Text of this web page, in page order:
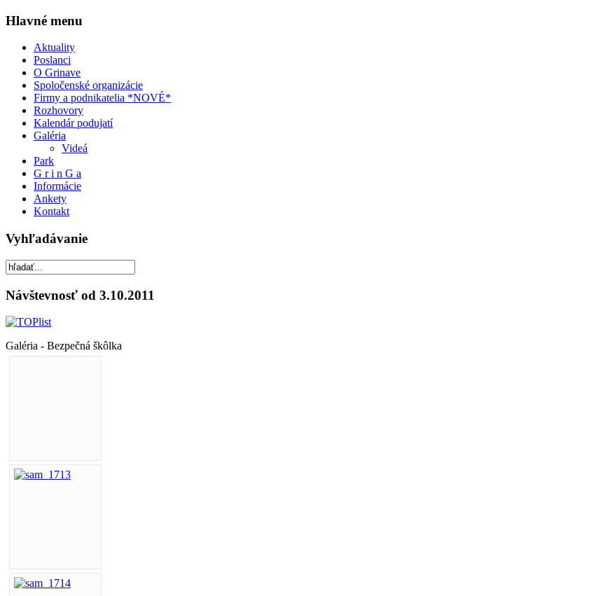
Hlavné menu
Aktuality
Poslanci
O Grinave
Spoločenské organizácie
Firmy a podnikatelia *NOVÉ*
Rozhovory
Kalendár podujatí
Galéria
Videá
Park
G r i n G a
Informácie
Ankety
Kontakt
Vyhľadávanie
Návštevnosť od 3.10.2011
Galéria - Bezpečná škôlka